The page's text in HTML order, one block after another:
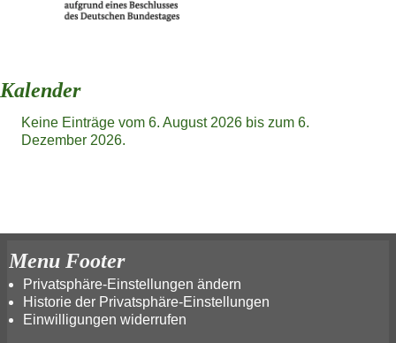
Kalender
Keine Einträge vom 6. August 2026 bis zum 6.
Dezember 2026.
Menu Footer
Privatsphäre-Einstellungen ändern
Historie der Privatsphäre-Einstellungen
Einwilligungen widerrufen